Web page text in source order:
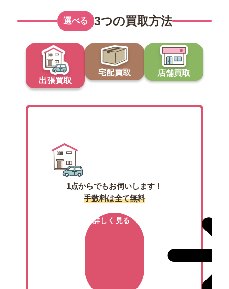
選べる 3つの買取方法
出張買取
宅配買取 店舗買取
1点からでもお伺いします！
手数料は全て無料
詳しく見る